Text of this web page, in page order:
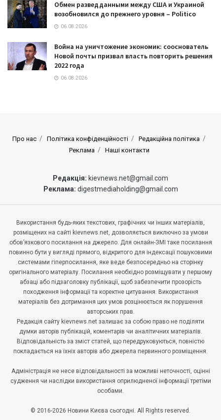
Обмен разведданными между США и Украиной
возобновился до прежнего уровня – Politico
06.08.2026
Война на уничтожение экономик: сооснователь
Новой почты призвал власть повторить решения
2022 года
06.08.2026
Про нас Політика конфіденційності
Редакційна політика
Реклама
Наші контакти
Редакція: kievnews.net@gmail.com
Реклама: digestmediaholding@gmail.com
Використання будь-яких текстових, графічних чи інших матеріалів,
розміщених на сайті kievnews.net, дозволяється виключно за умови
обов’язкового посилання на джерело. Для онлайн-ЗМІ таке посилання
повинно бути у вигляді прямого, відкритого для індексації пошуковими
системами гіперпосилання, яке веде безпосередньо на сторінку
оригінального матеріалу. Посилання необхідно розміщувати у першому
абзаці або підзаголовку публікації, щоб забезпечити прозорість
походження інформації та коректне цитування. Використання
матеріалів без дотримання цих умов розцінюється як порушення
авторських прав.
Редакція сайту kievnews.net залишає за собою право не поділяти
думки авторів публікацій, коментарів чи аналітичних матеріалів.
Відповідальність за зміст статей, що передруковуються, повністю
покладається на їхніх авторів або джерела первинного розміщення.
Адміністрація не несе відповідальності за можливі неточності, оцінні
судження чи наслідки використання оприлюдненої інформації третіми
особами.
© 2016-2026 Новини Києва сьогодні. All Rights reserved.